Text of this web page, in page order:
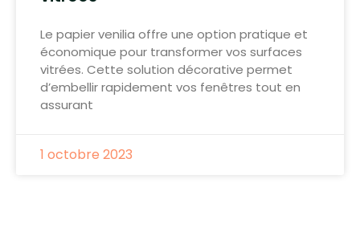
Le papier venilia offre une option pratique et
économique pour transformer vos surfaces
vitrées. Cette solution décorative permet
d’embellir rapidement vos fenêtres tout en
assurant
1 octobre 2023